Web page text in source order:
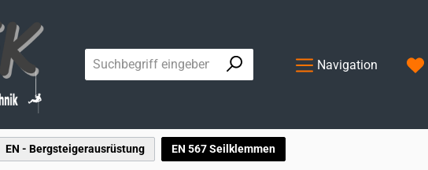
Navigation
EN - Bergsteigerausrüstung EN 567 Seilklemmen